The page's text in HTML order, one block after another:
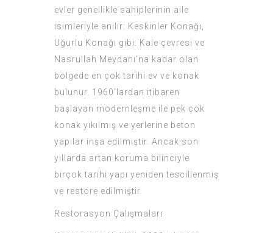
evler genellikle sahiplerinin aile
isimleriyle anılır: Keskinler Konağı,
Uğurlu Konağı gibi. Kale çevresi ve
Nasrullah Meydanı’na kadar olan
bölgede en çok tarihi ev ve konak
bulunur. 1960’lardan itibaren
başlayan modernleşme ile pek çok
konak yıkılmış ve yerlerine beton
yapılar inşa edilmiştir. Ancak son
yıllarda artan koruma bilinciyle
birçok tarihi yapı yeniden tescillenmiş
ve restore edilmiştir.
Restorasyon Çalışmaları